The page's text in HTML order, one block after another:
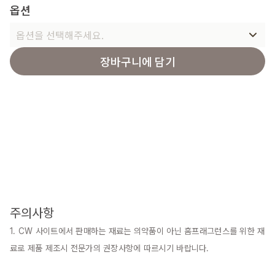
옵션
옵션을 선택해주세요.
장바구니에 담기
주의사항
1. CW 사이트에서 판매하는 재료는 의약품이 아닌 홈프래그런스를 위한 재
료로 제품 제조시 전문가의 권장사항에 따르시기 바랍니다.